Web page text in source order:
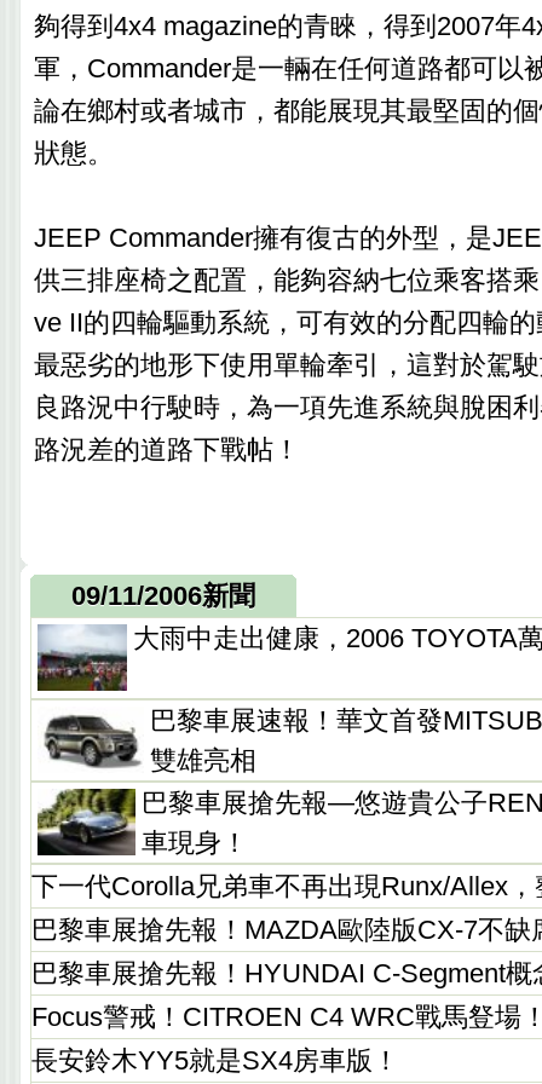
夠得到4x4 magazine的青睞，得到2007年
軍，Commander是一輛在任何道路都可以
論在鄉村或者城市，都能展現其最堅固的
狀態。
JEEP Commander擁有復古的外型，是
供三排座椅之配置，能夠容納七位乘客搭
ve II的四輪驅動系統，可有效的分配四輪
最惡劣的地形下使用單輪牽引，這對於駕
良路況中行駛時，為一項先進系統與脫困
路況差的道路下戰帖！
09/11/2006新聞
大雨中走出健康，2006 TOYOTA
巴黎車展速報！華文首發
雙雄亮相
巴黎車展搶先報—悠遊貴公子
車現身！
下一代Corolla兄弟車不再出現Runx/Allex
巴黎車展搶先報！MAZDA歐陸版CX-7不缺
巴黎車展搶先報！HYUNDAI C-Segment
Focus警戒！CITROEN C4 WRC戰馬豋場
長安鈴木YY5就是SX4房車版！